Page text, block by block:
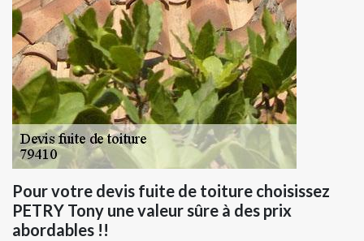
Pour votre devis fuite de toiture choisissez
PETRY Tony une valeur sûre à des prix
abordables !!